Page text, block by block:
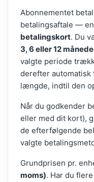
Abonnementet
betalingsaftale —
betalingskort. Du
3, 6 eller 12
valgte periode
derefter automatisk
længde, indtil den
Når du godkender
eller med dit kort),
de efterfølgende
valgte
Grundprisen pr.
moms). Har du